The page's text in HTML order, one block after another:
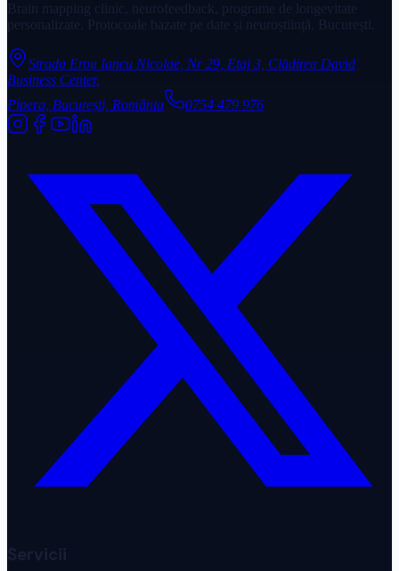
Brain mapping clinic, neurofeedback, programe de longevitate
personalizate. Protocoale bazate pe date și neuroștiință. București.
Strada Erou Iancu Nicolae, Nr 29, Etaj 3, Clădirea David
Business Center,
Pipera, București, România
0754 479 976
Servicii